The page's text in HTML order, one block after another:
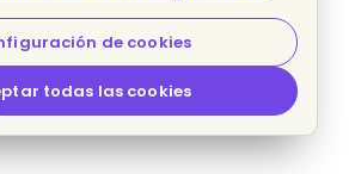
de cookies
todas las cookies